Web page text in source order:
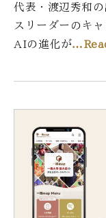
代表・渡辺秀和
スリーダーのキ
AIの進化が